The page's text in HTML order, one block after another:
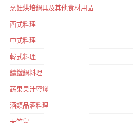
烹飪烘培鍋具及其他食材用品
西式料理
中式料理
韓式料理
鑄鐵鍋料理
蔬果果汁蜜餞
酒類品酒料理